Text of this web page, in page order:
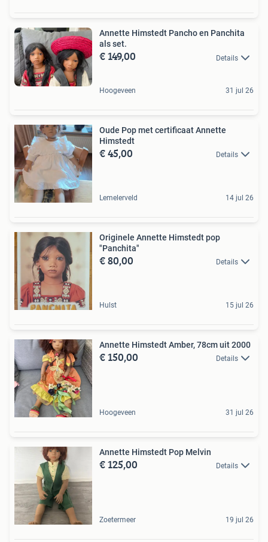
Annette Himstedt Pancho en Panchita
als set.
€ 149,00 Details
Hoogeveen 31 jul 26
Oude Pop met certificaat Annette
Himstedt
€ 45,00 Details
Lemelerveld 14 jul 26
Originele Annette Himstedt pop
"Panchita"
€ 80,00 Details
Hulst 15 jul 26
Annette Himstedt Amber, 78cm uit 2000
€ 150,00 Details
Hoogeveen 31 jul 26
Annette Himstedt Pop Melvin
€ 125,00 Details
Zoetermeer 19 jul 26